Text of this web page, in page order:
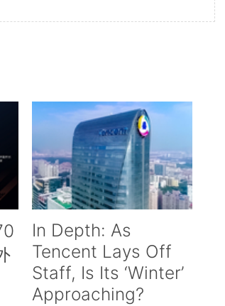
In Depth: As
Tencent Lays Off
Staff, Is Its ‘Winter’
Approaching?